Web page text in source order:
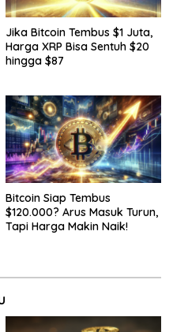
Jika Bitcoin Tembus $1 Juta,
Harga XRP Bisa Sentuh $20
hingga $87
Bitcoin Siap Tembus
$120.000? Arus Masuk Turun,
Tapi Harga Makin Naik!